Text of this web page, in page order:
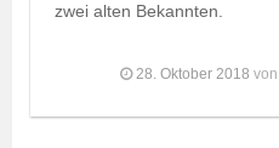
zwei alten Bekannten.
28. Oktober 2018 von